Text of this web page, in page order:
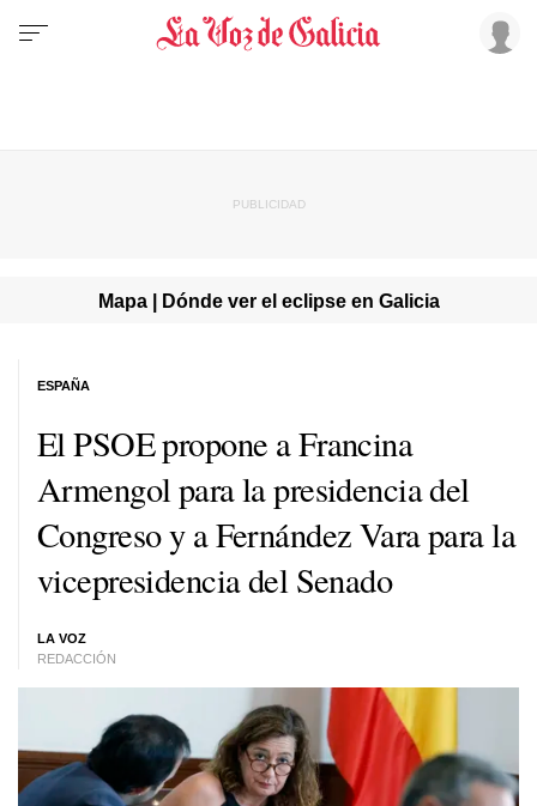
Mapa | Dónde ver el eclipse en Galicia
El PSOE propone a Francina
Armengol para la presidencia del
Congreso y a Fernández Vara para la
vicepresidencia del Senado
LA VOZ
REDACCIÓN
ESPAÑA